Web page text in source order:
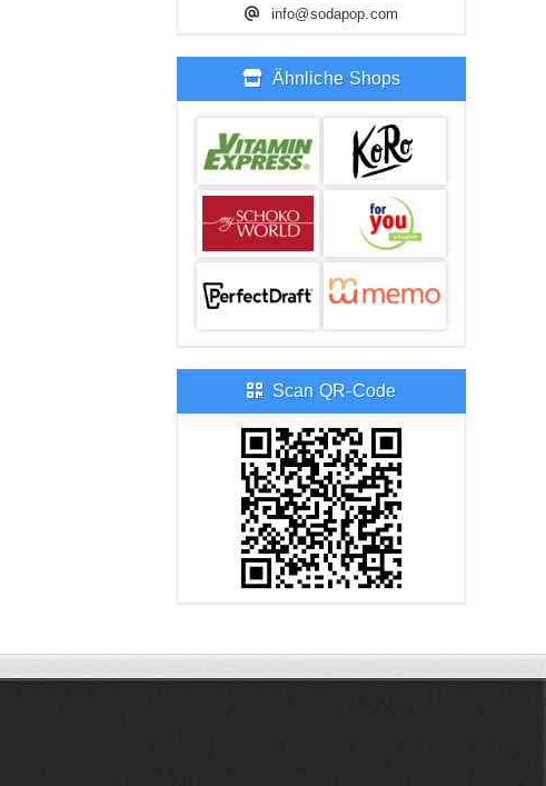
info@sodapop.com
Ähnliche Shops
Scan QR-Code